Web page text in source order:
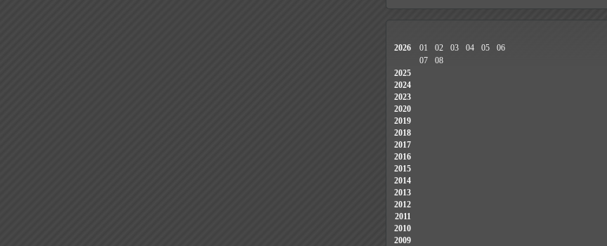
2026 01 02 03 04 05
06
07
08
2025
2024
2023
2020
2019
2018
2017
2016
2015
2014
2013
2012
2011
2010
2009